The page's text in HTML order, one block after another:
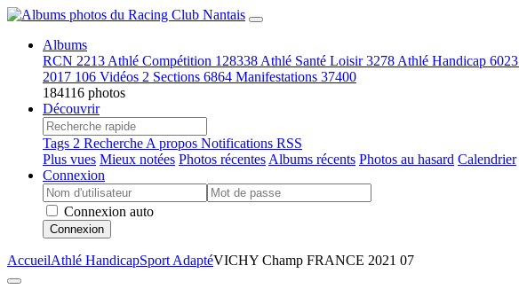
Albums
RCN 2213 Athlé Compétition 128338 Athlé Santé Loisir3278 Athlé Handicap 6023
2017 106 Vidéos 2 Sections 6864 Manifestations 37400
184116 photos
Découvrir
Tags 2 Recherche A propos Notifications RSS
Plus vues Mieux notées Photos récentes Albums récents Photos au hasard Calendrier
Connexion
Connexion auto
Connexion
AccueilAthlé HandicapSport AdaptéVICHY Champ FRANCE 2021 07